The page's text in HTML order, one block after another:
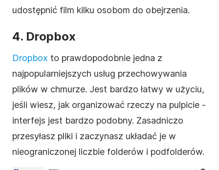
udostępnić film kilku osobom do obejrzenia.
4. Dropbox
Dropbox to prawdopodobnie jedna z
najpopularniejszych usług przechowywania
plików w chmurze. Jest bardzo łatwy w użyciu,
jeśli wiesz, jak organizować rzeczy na pulpicie -
interfejs jest bardzo podobny. Zasadniczo
przesyłasz pliki i zaczynasz układać je w
nieograniczonej liczbie folderów i podfolderów.